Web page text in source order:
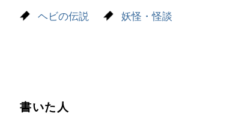
ヘビの伝説 妖怪・怪談
書いた人